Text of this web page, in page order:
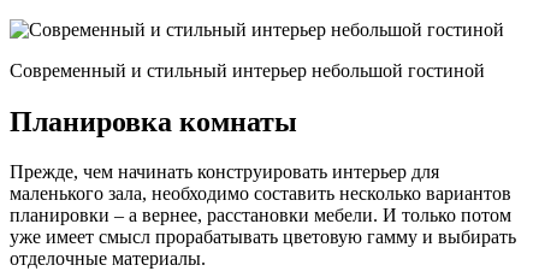
Современный и стильный интерьер небольшой гостиной
Планировка комнаты
Прежде, чем начинать конструировать интерьер для
маленького зала, необходимо составить несколько вариантов
планировки – а вернее, расстановки мебели. И только потом
уже имеет смысл прорабатывать цветовую гамму и выбирать
отделочные материалы.